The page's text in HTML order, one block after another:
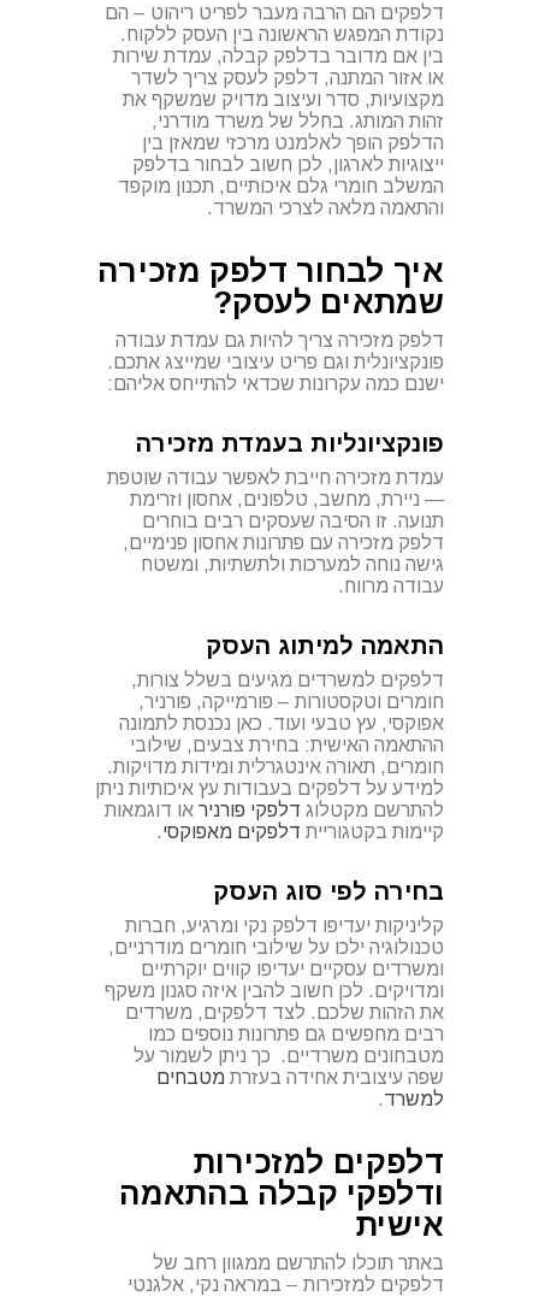
דלפקים הם הרבה מעבר לפריט ריהוט – הם
נקודת המפגש הראשונה בין העסק ללקוח.
בין אם מדובר בדלפק קבלה, עמדת שירות
או אזור המתנה, דלפק לעסק צריך לשדר
מקצועיות, סדר ועיצוב מדויק שמשקף את
זהות המותג. בחלל של משרד מודרני,
הדלפק הופך לאלמנט מרכזי שמאזן בין
ייצוגיות לארגון, לכן חשוב לבחור בדלפק
המשלב חומרי גלם איכותיים, תכנון מוקפד
והתאמה מלאה לצרכי המשרד.
איך לבחור דלפק מזכירה
שמתאים לעסק?
דלפק מזכירה צריך להיות גם עמדת עבודה
פונקציונלית וגם פריט עיצובי שמייצג אתכם.
ישנם כמה עקרונות שכדאי להתייחס אליהם:
פונקציונליות בעמדת מזכירה
עמדת מזכירה חייבת לאפשר עבודה שוטפת
— ניירת, מחשב, טלפונים, אחסון וזרימת
תנועה. זו הסיבה שעסקים רבים בוחרים
דלפק מזכירה עם פתרונות אחסון פנימיים,
גישה נוחה למערכות ולתשתיות, ומשטח
עבודה מרווח.
התאמה למיתוג העסק
דלפקים למשרדים מגיעים בשלל צורות,
חומרים וטקסטורות – פורמייקה, פורניר,
אפוקסי, עץ טבעי ועוד. כאן נכנסת לתמונה
ההתאמה האישית: בחירת צבעים, שילובי
חומרים, תאורה אינטגרלית ומידות מדויקות.
למידע על דלפקים בעבודות עץ איכותיות ניתן
להתרשם מקטלוג דלפקי פורניר או דוגמאות
קיימות בקטגוריית דלפקים מאפוקסי.
בחירה לפי סוג העסק
קליניקות יעדיפו דלפק נקי ומרגיע, חברות
טכנולוגיה ילכו על שילובי חומרים מודרניים,
ומשרדים עסקיים יעדיפו קווים יוקרתיים
ומדויקים. לכן חשוב להבין איזה סגנון משקף
את הזהות שלכם. לצד דלפקים, משרדים
רבים מחפשים גם פתרונות נוספים כמו
מטבחונים משרדיים. כך ניתן לשמור על
שפה עיצובית אחידה בעזרת מטבחים
למשרד.
דלפקים למזכירות
ודלפקי קבלה בהתאמה
אישית
באתר תוכלו להתרשם ממגוון רחב של
דלפקים למזכירות – במראה נקי, אלגנטי